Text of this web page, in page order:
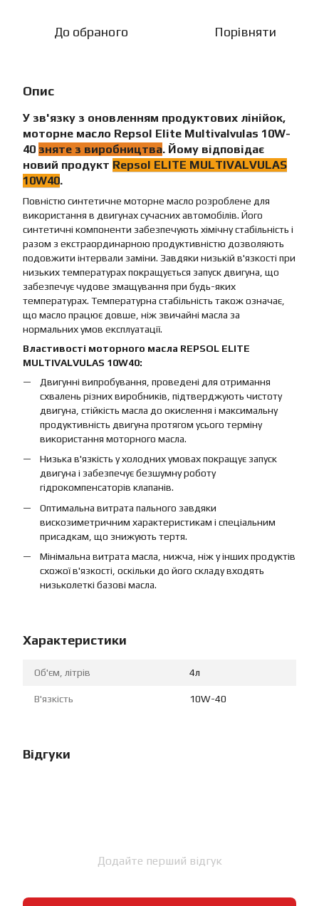
До обраного Порівняти
Опис
У зв'язку з оновленням продуктових лінійок,
моторне масло Repsol Elite Multivalvulas 10W-
40 зняте з виробництва. Йому відповідає
новий продукт Repsol ELITE MULTIVALVULAS
10W40.
Повністю синтетичне моторне масло розроблене для
використання в двигунах сучасних автомобілів. Його
синтетичні компоненти забезпечують хімічну стабільність і
разом з екстраординарною продуктивністю дозволяють
подовжити інтервали заміни. Завдяки низькій в'язкості при
низьких температурах покращується запуск двигуна, що
забезпечує чудове змащування при будь-яких
температурах. Температурна стабільність також означає,
що масло працює довше, ніж звичайні масла за
нормальних умов експлуатації.
Властивості моторного масла REPSOL ELITE
MULTIVALVULAS 10W40:
Двигунні випробування, проведені для отримання
схвалень різних виробників, підтверджують чистоту
двигуна, стійкість масла до окислення і максимальну
продуктивність двигуна протягом усього терміну
використання моторного масла.
Низька в'язкість у холодних умовах покращує запуск
двигуна і забезпечує безшумну роботу
гідрокомпенсаторів клапанів.
Оптимальна витрата пального завдяки
вискозиметричним характеристикам і спеціальним
присадкам, що знижують тертя.
Мінімальна витрата масла, нижча, ніж у інших продуктів
схожої в'язкості, оскільки до його складу входять
низьколеткі базові масла.
Характеристики
Об'єм, літрів 4л
В'язкість 10W-40
Відгуки
Додайте перший відгук